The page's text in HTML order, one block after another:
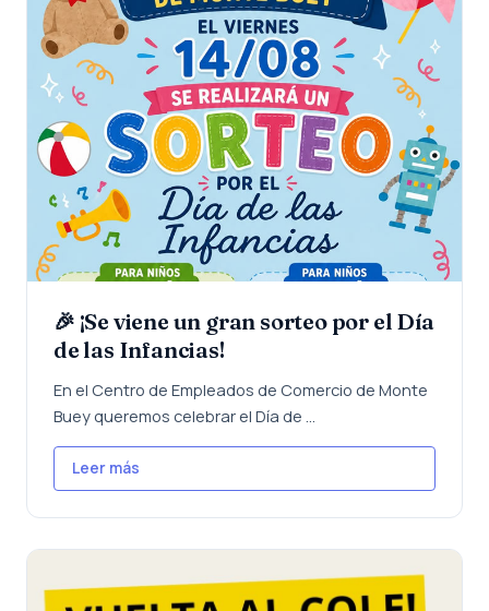
🎉 ¡Se viene un gran sorteo por el Día
de las Infancias!
En el Centro de Empleados de Comercio de Monte
Buey queremos celebrar el Día de ...
Leer más